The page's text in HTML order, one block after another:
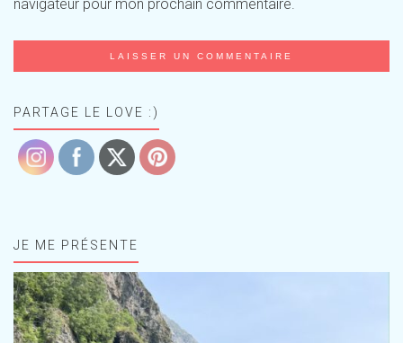
navigateur pour mon prochain commentaire.
PARTAGE LE LOVE :)
JE ME PRÉSENTE